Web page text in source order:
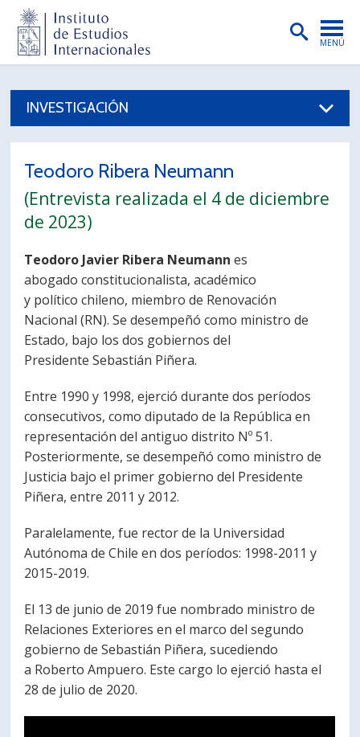
MENÚ
POSTGRADO
PUBLICACIONES
BIBLIOTECA
ENGLISH
Postulantes
Estudiantes
Académicos
Egresados
INVESTIGACIÓN
Teodoro Ribera Neumann​
(Entrevista realizada el 4 de diciembre
de 2023)
Teodoro Javier Ribera Neumann es
abogado constitucionalista,​ académico
y político chileno, miembro de Renovación
Nacional (RN). Se desempeñó como ministro de
Estado, bajo los dos gobiernos del
Presidente Sebastián Piñera.
Entre 1990 y 1998, ejerció durante dos períodos
consecutivos, como diputado de la República en
representación del antiguo distrito Nº 51.
Posteriormente, se desempeñó como ministro de
Justicia bajo el primer gobierno del Presidente
Piñera, entre 2011 y 2012.
Paralelamente, fue rector de la Universidad
Autónoma de Chile en dos períodos: 1998-2011 y
2015-2019.
El 13 de junio de 2019 fue nombrado ministro de
Relaciones Exteriores en el marco del segundo
gobierno de Sebastián Piñera, sucediendo
a Roberto Ampuero. Este cargo lo ejerció hasta el
28 de julio de 2020.